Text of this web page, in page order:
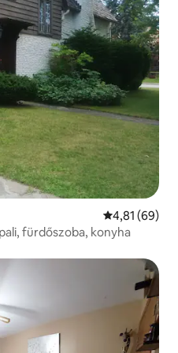
Átlagos
4,81 (69)
fürdőszoba, konyha